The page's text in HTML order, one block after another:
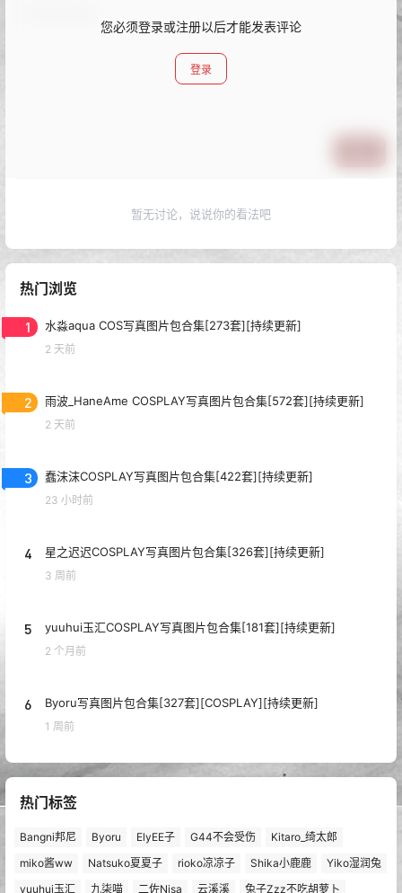
您必须登录或注册以后才能发表评论
登录
暂无讨论，说说你的看法吧
热门浏览
1 水淼aqua COS写真图片包合集[273套][持续更新]
2 天前
2 雨波_HaneAme COSPLAY写真图片包合集[572套][持续更新]
2 天前
3 蠢沫沫COSPLAY写真图片包合集[422套][持续更新]
23 小时前
4 星之迟迟COSPLAY写真图片包合集[326套][持续更新]
3 周前
5 yuuhui玉汇COSPLAY写真图片包合集[181套][持续更新]
2 个月前
6 Byoru写真图片包合集[327套][COSPLAY][持续更新]
1 周前
热门标签
Bangni邦尼 Byoru ElyEE子 G44不会受伤
Kitaro_绮太郎
miko酱ww
Natsuko夏夏子 rioko凉凉子 Shika小鹿鹿
Yiko湿润兔
yuuhui玉汇
九柒喵 二佐Nisa 云溪溪 兔子Zzz不吃胡萝卜